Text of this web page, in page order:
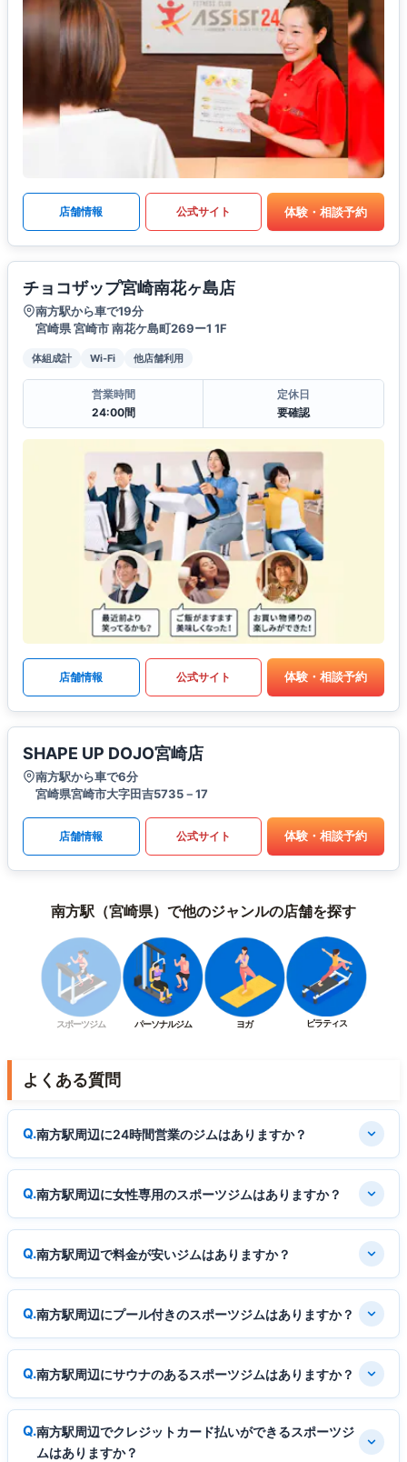
店舗情報 公式サイト 体験・相談予約
チョコザップ宮崎南花ヶ島店
南方駅から車で19分
宮崎県 宮崎市 南花ケ島町269ー1 1F
体組成計 Wi-Fi 他店舗利用
営業時間
24:00間
定休日
要確認
店舗情報 公式サイト 体験・相談予約
SHAPE UP DOJO宮崎店
南方駅から車で6分
宮崎県宮崎市大字田吉5735－17
店舗情報 公式サイト 体験・相談予約
南方駅（宮崎県）で他のジャンルの店舗を探す
スポーツジム パーソナルジム ヨガ ピラティス
よくある質問
南方駅周辺に24時間営業のジムはありますか？
南方駅周辺に女性専用のスポーツジムはありますか？
南方駅周辺で料金が安いジムはありますか？
南方駅周辺にプール付きのスポーツジムはありますか？
南方駅周辺にサウナのあるスポーツジムはありますか？
南方駅周辺でクレジットカード払いができるスポーツジ
ムはありますか？